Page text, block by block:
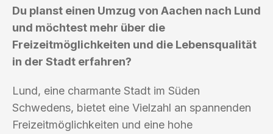
Du planst einen Umzug von Aachen nach Lund
und möchtest mehr über die
Freizeitmöglichkeiten und die Lebensqualität
in der Stadt erfahren?
Lund, eine charmante Stadt im Süden
Schwedens, bietet eine Vielzahl an spannenden
Freizeitmöglichkeiten und eine hohe